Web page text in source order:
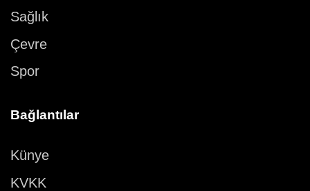
Sağlık
Çevre
Spor
Bağlantılar
Künye
KVKK